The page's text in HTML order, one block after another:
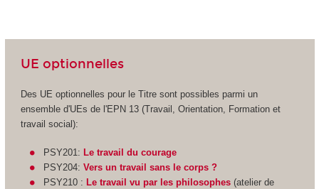
UE optionnelles
Des UE optionnelles pour le Titre sont possibles parmi un
ensemble d'UEs de l'EPN13 (Travail, Orientation, Formation et
travail social):
PSY201: Le travail du courage
PSY204:Vers un travail sans le corps ?
PSY210 : Le travail vu par les philosophes (atelier de